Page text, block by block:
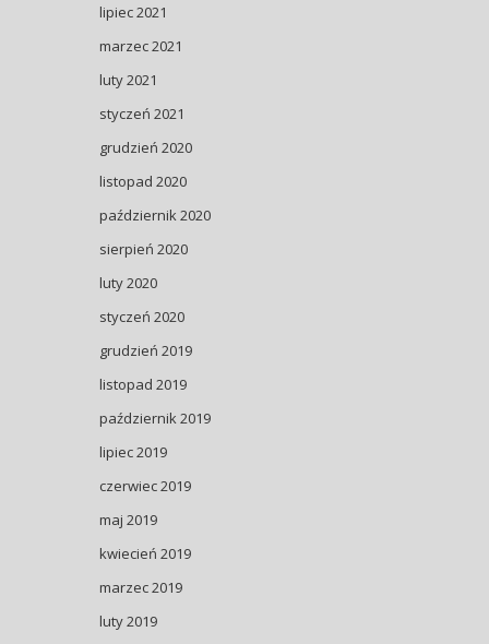
lipiec 2021
marzec 2021
luty 2021
styczeń 2021
grudzień 2020
listopad 2020
październik 2020
sierpień 2020
luty 2020
styczeń 2020
grudzień 2019
listopad 2019
październik 2019
lipiec 2019
czerwiec 2019
maj 2019
kwiecień 2019
marzec 2019
luty 2019